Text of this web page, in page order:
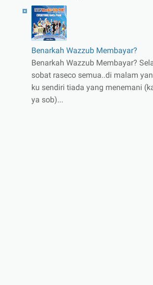
Benarkah Wazzub Membayar?
Benarkah Wazzub Membayar?
sobat raseco semua..di malam
ku sendiri tiada yang menemani
ya sob)...